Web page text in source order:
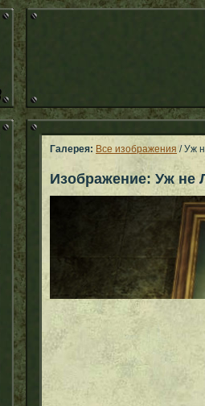
Галерея: Все изображения / Уж
Изображение: Уж не